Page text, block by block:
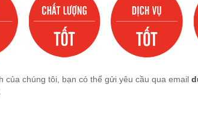
của chúng tôi, bạn có thể gửi yêu cầu qua email